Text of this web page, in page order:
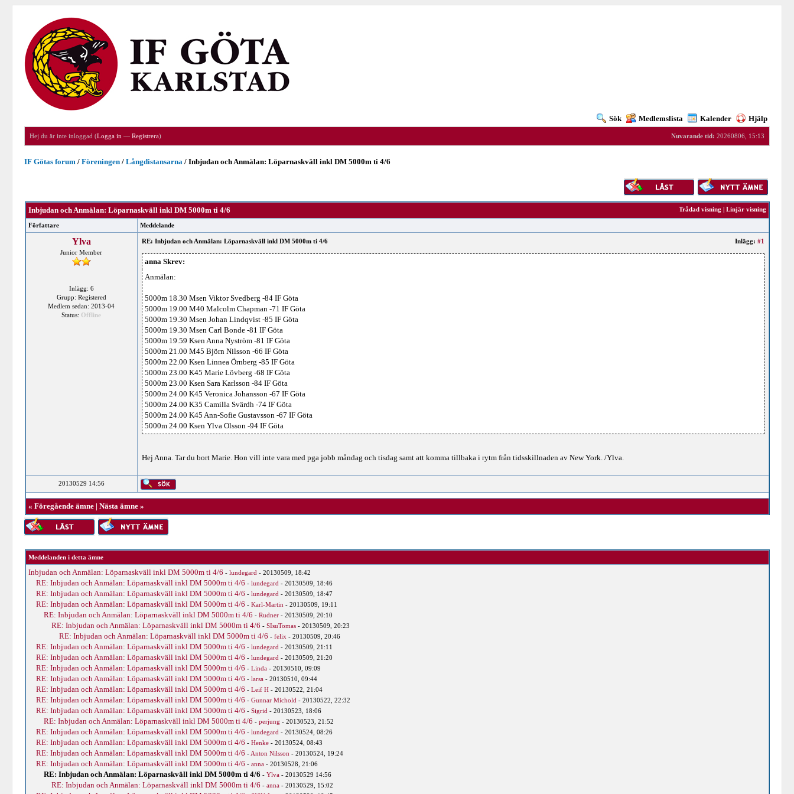
Sök Medlemslista Kalender Hjälp
Nuvarande tid: 20260806, 15:13
Hej du är inte inloggad (Logga in —Registrera)
IF Götas forum /Föreningen /Långdistansarna /Inbjudan och Anmälan: Löparnaskväll inkl DM 5000m ti 4/6
Trådad visning | Linjär visning
Inbjudan och Anmälan: Löparnaskväll inkl DM 5000m ti 4/6
Författare Meddelande
Ylva
Junior Member
Inlägg: 6
Grupp: Registered
Medlem sedan: 2013-04
Status: Offline
Inlägg: #1
RE: Inbjudan och Anmälan: Löparnaskväll inkl DM 5000m ti 4/6
anna Skrev:
Anmälan:
5000m 18.30 Msen Viktor Svedberg -84 IF Göta
5000m 19.00 M40 Malcolm Chapman -71 IF Göta
5000m 19.30 Msen Johan Lindqvist -85 IF Göta
5000m 19.30 Msen Carl Bonde -81 IF Göta
5000m 19.59 Ksen Anna Nyström -81 IF Göta
5000m 21.00 M45 Björn Nilsson -66 IF Göta
5000m 22.00 Ksen Linnea Örnberg -85 IF Göta
5000m 23.00 K45 Marie Lövberg -68 IF Göta
5000m 23.00 Ksen Sara Karlsson -84 IF Göta
5000m 24.00 K45 Veronica Johansson -67 IF Göta
5000m 24.00 K35 Camilla Svärdh -74 IF Göta
5000m 24.00 K45 Ann-Sofie Gustavsson -67 IF Göta
5000m 24.00 Ksen Ylva Olsson -94 IF Göta
Hej Anna. Tar du bort Marie. Hon vill inte vara med pga jobb måndag och tisdag samt att komma tillbaka i rytm från tidsskillnaden av New York. /Ylva.
20130529 14:56
« Föregående ämne| Nästa ämne»
Meddelanden i detta ämne
Inbjudan och Anmälan: Löparnaskväll inkl DM 5000m ti 4/6 - lundegard - 20130509, 18:42
RE: Inbjudan och Anmälan: Löparnaskväll inkl DM 5000m ti 4/6 - lundegard - 20130509, 18:46
RE: Inbjudan och Anmälan: Löparnaskväll inkl DM 5000m ti 4/6 - lundegard - 20130509, 18:47
RE: Inbjudan och Anmälan: Löparnaskväll inkl DM 5000m ti 4/6 - Karl-Martin - 20130509, 19:11
RE: Inbjudan och Anmälan: Löparnaskväll inkl DM 5000m ti 4/6 - Rudner- 20130509, 20:10
RE: Inbjudan och Anmälan: Löparnaskväll inkl DM 5000m ti 4/6 - SIsuTomas- 20130509, 20:23
RE: Inbjudan och Anmälan: Löparnaskväll inkl DM 5000m ti 4/6 - felix - 20130509, 20:46
RE: Inbjudan och Anmälan: Löparnaskväll inkl DM 5000m ti 4/6 - lundegard - 20130509, 21:11
RE: Inbjudan och Anmälan: Löparnaskväll inkl DM 5000m ti 4/6 - lundegard - 20130509, 21:20
RE: Inbjudan och Anmälan: Löparnaskväll inkl DM 5000m ti 4/6 - Linda- 20130510, 09:09
RE: Inbjudan och Anmälan: Löparnaskväll inkl DM 5000m ti 4/6 - larsa- 20130510, 09:44
RE: Inbjudan och Anmälan: Löparnaskväll inkl DM 5000m ti 4/6 - Leif H- 20130522, 21:04
RE: Inbjudan och Anmälan: Löparnaskväll inkl DM 5000m ti 4/6 - Gunnar Michold - 20130522, 22:32
RE: Inbjudan och Anmälan: Löparnaskväll inkl DM 5000m ti 4/6 - Sigrid - 20130523, 18:06
RE: Inbjudan och Anmälan: Löparnaskväll inkl DM 5000m ti 4/6 - perjung - 20130523, 21:52
RE: Inbjudan och Anmälan: Löparnaskväll inkl DM 5000m ti 4/6 - lundegard - 20130524, 08:26
RE: Inbjudan och Anmälan: Löparnaskväll inkl DM 5000m ti 4/6 - Henke- 20130524, 08:43
RE: Inbjudan och Anmälan: Löparnaskväll inkl DM 5000m ti 4/6 - Anton Nilsson - 20130524, 19:24
RE: Inbjudan och Anmälan: Löparnaskväll inkl DM 5000m ti 4/6 - anna- 20130528, 21:06
RE: Inbjudan och Anmälan: Löparnaskväll inkl DM 5000m ti 4/6 - Ylva- 20130529 14:56
RE: Inbjudan och Anmälan: Löparnaskväll inkl DM 5000m ti 4/6 - anna- 20130529, 15:02